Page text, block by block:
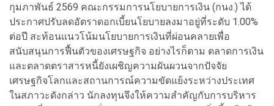
กุมภาพันธ์ 2569 คณะกรรมการนโยบายการเงิน (กนง.) ได้
ประกาศปรับลดอัตราดอกเบี้ยนโยบายลงมาอยู่ที่ระดับ 1.00%
ต่อปี สะท้อนแนวโน้มนโยบายการเงินที่ผ่อนคลายเพื่อ
สนับสนุนการฟื้นตัวของเศรษฐกิจ อย่างไรก็ตาม ตลาดการเงิน
และตลาดตราสารหนี้ยังเผชิญความผันผวนจากปัจจัย
เศรษฐกิจโลกและสถานการณ์ความขัดแย้งระหว่างประเทศ
ในสภาวะดังกล่าว นักลงทุนจึงให้ความสำคัญกับการบริหาร